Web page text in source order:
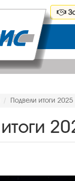
Подвели итоги 2025